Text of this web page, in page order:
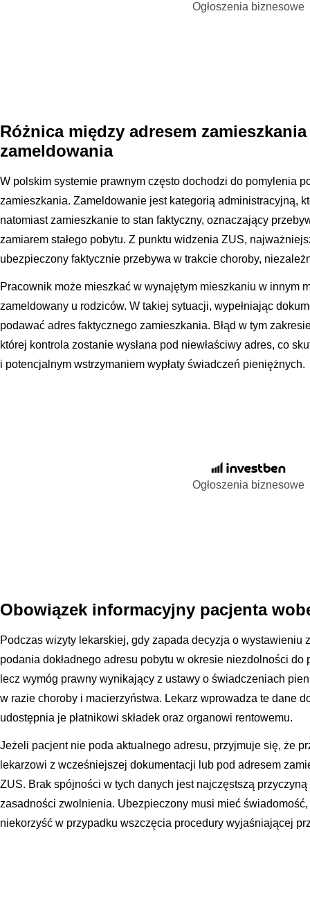
Ogłoszenia biznesowe
Różnica między adresem
zameldowania
W polskim systemie prawnym często dochodzi do pomylenia
zamieszkania. Zameldowanie jest kategorią administracyjną,
natomiast zamieszkanie to stan faktyczny, oznaczający
zamiarem stałego pobytu. Z punktu widzenia ZUS,
ubezpieczony faktycznie przebywa w trakcie choroby,
Pracownik może mieszkać w wynajętym mieszkaniu w innym
zameldowany u rodziców. W takiej sytuacji, wypełniając
podawać adres faktycznego zamieszkania. Błąd w tym
której kontrola zostanie wysłana pod niewłaściwy adres, co
i potencjalnym wstrzymaniem wypłaty świadczeń pieniężnych.
Ogłoszenia biznesowe
Obowiązek informacyjny pacjenta
Podczas wizyty lekarskiej, gdy zapada decyzja o wystawieniu
podania dokładnego adresu pobytu w okresie niezdolności do
lecz wymóg prawny wynikający z ustawy o świadczeniach
w razie choroby i macierzyństwa. Lekarz wprowadza te dane
udostępnia je płatnikowi składek oraz organowi rentowemu.
Jeżeli pacjent nie poda aktualnego adresu, przyjmuje się, że
lekarzowi z wcześniejszej dokumentacji lub pod adresem
ZUS. Brak spójności w tych danych jest najczęstszą
zasadności zwolnienia. Ubezpieczony musi mieć
niekorzyść w przypadku wszczęcia procedury wyjaśniającej